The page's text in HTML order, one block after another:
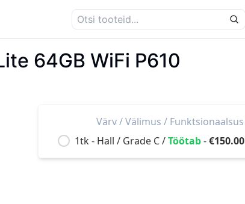
64GB WiFi P610
Värv /Välimus / Funktsionaalsus
1tk - Hall / Grade C/Töötab-€150.00